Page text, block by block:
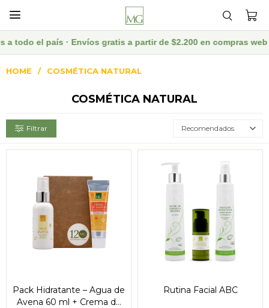

· Envíos gratis a partir de $2.200 en compras web ·
HOME COSMÉTICA NATURAL
COSMÉTICA NATURAL
Recomendados
Pack Hidratante – Agua de
Avena 60 ml + Crema de
Rutina Facial ABC